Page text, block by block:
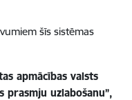
šīs sistēmas
apmācības valsts
uzlabošanu”,